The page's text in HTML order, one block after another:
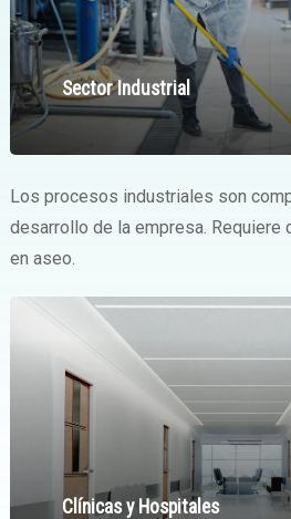
Sector Industrial
Los procesos industriales son
desarrollo de la empresa. Requiere
en aseo.
Clínicas y Hospitales